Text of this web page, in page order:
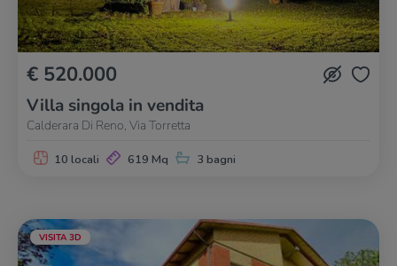
€ 520.000
Villa singola in vendita
Calderara Di Reno, Via Torretta
10 locali 619 Mq 3 bagni
VISITA 3D